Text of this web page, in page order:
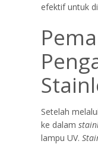
efektif untuk
Setelah
ke dalam
lampu UV.